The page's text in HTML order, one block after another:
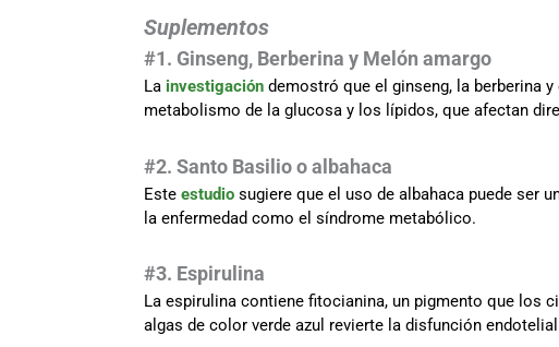
Suplementos
#1. Ginseng, Berberina y Melón amargo
La investigación demostró que el ginseng, la berberina y
metabolismo de la glucosa y los lípidos, que afectan
#2. Santo Basilio o albahaca
Este estudio sugiere que el uso de albahaca puede ser
la enfermedad como el síndrome metabólico.
#3. Espirulina
La espirulina contiene fitocianina, un pigmento que los
algas de color verde azul revierte la disfunción